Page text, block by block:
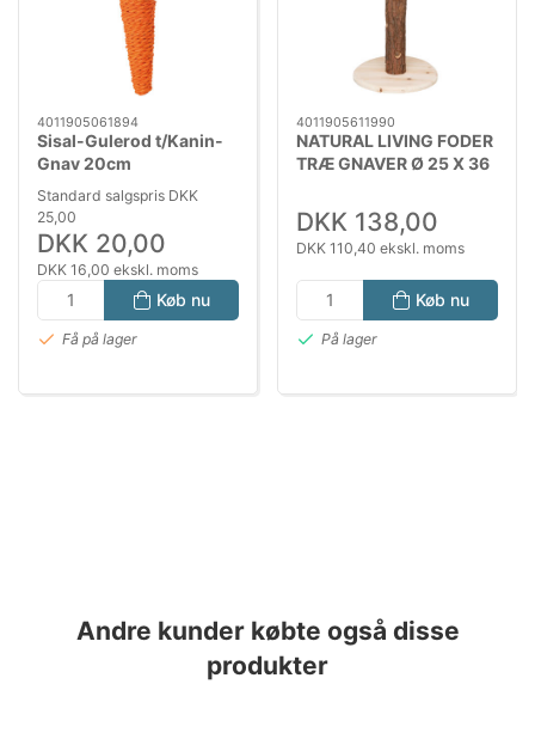
4011905061894
Sisal-Gulerod t/Kanin-
Gnav 20cm
Standard salgspris DKK
25,00
DKK 20,00
DKK 16,00 ekskl. moms
Køb nu
Få på lager
4011905611990
NATURAL LIVING FODER
TRÆ GNAVER Ø 25 X 36
DKK 138,00
DKK 110,40 ekskl. moms
Køb nu
På lager
Andre kunder købte også disse
produkter